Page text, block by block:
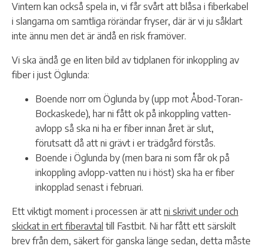
Vintern kan också spela in, vi får svårt att blåsa i fiberkabel
i slangarna om samtliga rörändar fryser, där är vi ju såklart
inte ännu men det är ändå en risk framöver.
Vi ska ändå ge en liten bild av tidplanen för inkoppling av
fiber i just Öglunda:
Boende norr om Öglunda by (upp mot Åbod-Toran-
Bockaskede), har ni fått ok på inkoppling vatten-
avlopp så ska ni ha er fiber innan året är slut,
förutsatt då att ni grävt i er trädgård förstås.
Boende i Öglunda by (men bara ni som får ok på
inkoppling avlopp-vatten nu i höst) ska ha er fiber
inkopplad senast i februari.
Ett viktigt moment i processen är att ni skrivit under och
skickat in ert fiberavtal till Fastbit. Ni har fått ett särskilt
brev från dem, säkert för ganska länge sedan, detta måste